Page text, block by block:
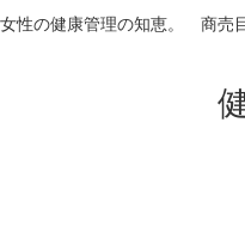
性の健康管理の知恵。 商売